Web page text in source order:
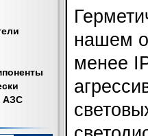
АЗС
нашем
менее